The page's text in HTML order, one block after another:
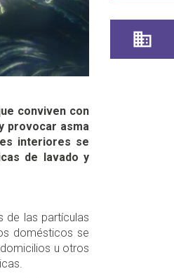
conviven con
provocar asma
interiores se
de lavado y
de las partículas
domésticos se
u otros